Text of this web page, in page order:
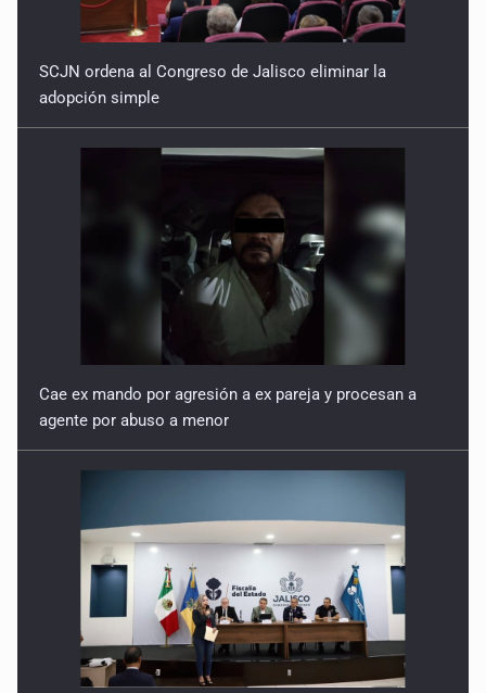
agente por abuso a menor